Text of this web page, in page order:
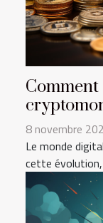
8 novembre
Le monde
cette évolution,